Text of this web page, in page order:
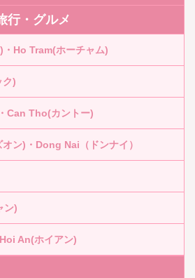
行・グルメ
Ho Tram(ホーチャム)
ク)
Can Tho(カントー)
ン)・Dong Nai（ドンナイ）
ン)
An(ホイアン)